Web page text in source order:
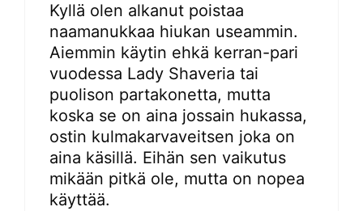
Kyllä olen alkanut poistaa
naamanukkaa hiukan useammin.
Aiemmin käytin ehkä kerran-pari
vuodessa Lady Shaveria tai
puolison partakonetta, mutta
koska se on aina jossain hukassa,
ostin kulmakarvaveitsen joka on
aina käsillä. Eihän sen vaikutus
mikään pitkä ole, mutta on nopea
käyttää.